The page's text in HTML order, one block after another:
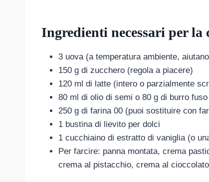
Ingredienti necessari per la
3 uova (a temperatura ambiente,
150 g di zucchero (regola a piacere)
120 ml di latte (intero o parzialmente
80 ml di olio di semi o 80 g di burro
250 g di farina 00 (puoi sostituire con
1 bustina di lievito per dolci
1 cucchiaino di estratto di vaniglia (o
Per farcire: panna montata, crema
crema al pistacchio, crema al cioccolato